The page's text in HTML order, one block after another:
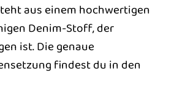
aus einem hochwertigen
Denim-Stoff, der
ist. Die genaue
findest du in den